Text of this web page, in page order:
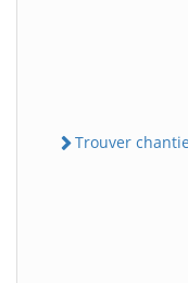
Trouver